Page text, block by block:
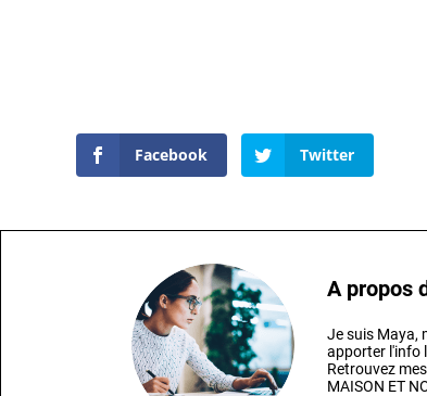
Facebook Twitter
A propos
Je suis Maya,
apporter l'info
Retrouvez
MAISON ET